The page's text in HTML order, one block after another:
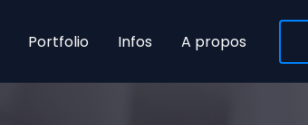
Portfolio Infos A propos